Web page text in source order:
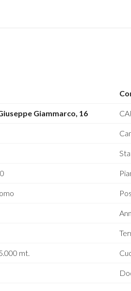
Giammarco, 16
mt.